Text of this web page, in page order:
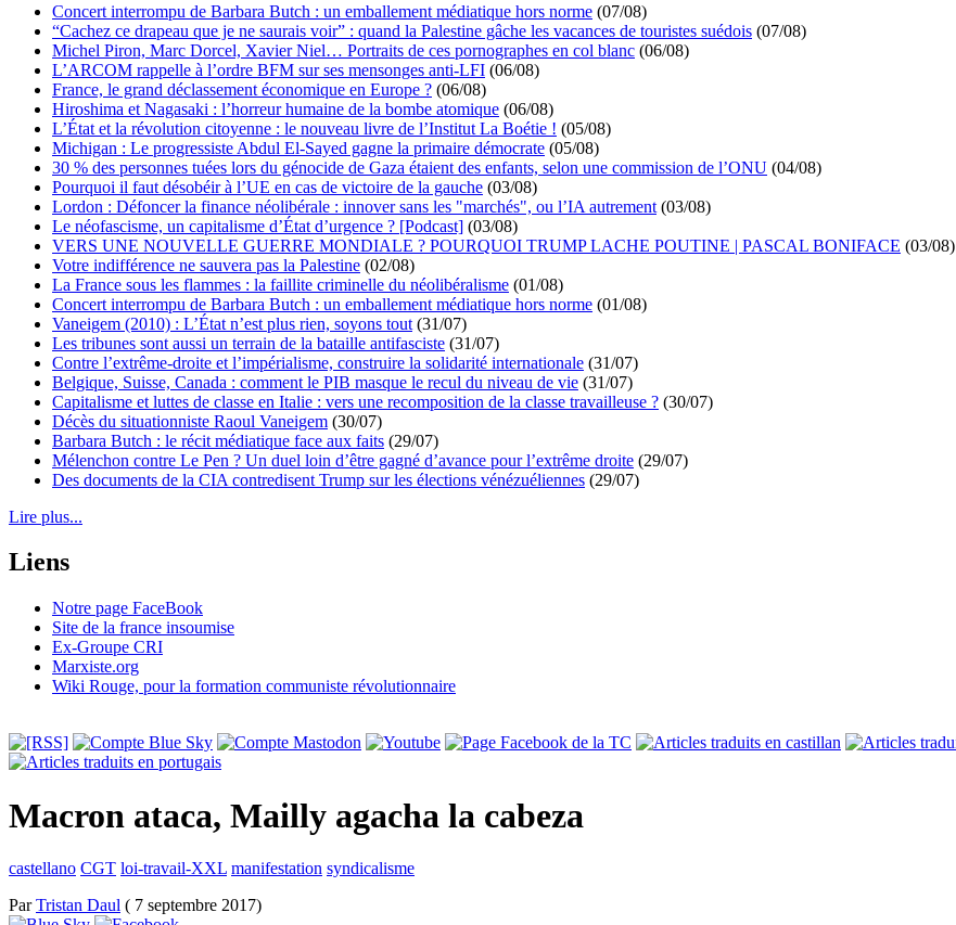
Concert interrompu de Barbara Butch : un emballement médiatique hors norme (07/08)
“Cachez ce drapeau que je ne saurais voir” : quand la Palestine gâche les vacances de touristes suédois (07/08)
Michel Piron, Marc Dorcel, Xavier Niel… Portraits de ces pornographes en col blanc (06/08)
L’ARCOM rappelle à l’ordre BFM sur ses mensonges anti-LFI (06/08)
France, le grand déclassement économique en Europe ? (06/08)
Hiroshima et Nagasaki : l’horreur humaine de la bombe atomique (06/08)
L’État et la révolution citoyenne : le nouveau livre de l’Institut La Boétie ! (05/08)
Michigan : Le progressiste Abdul El-Sayed gagne la primaire démocrate (05/08)
30 % des personnes tuées lors du génocide de Gaza étaient des enfants, selon une commission de l’ONU (04/08)
Pourquoi il faut désobéir à l’UE en cas de victoire de la gauche (03/08)
Lordon : Défoncer la finance néolibérale : innover sans les "marchés", ou l’IA autrement (03/08)
Le néofascisme, un capitalisme d’État d’urgence ? [Podcast] (03/08)
VERS UNE NOUVELLE GUERRE MONDIALE ? POURQUOI TRUMP LACHE POUTINE | PASCAL BONIFACE (03/08)
Votre indifférence ne sauvera pas la Palestine (02/08)
La France sous les flammes : la faillite criminelle du néolibéralisme (01/08)
Concert interrompu de Barbara Butch : un emballement médiatique hors norme (01/08)
Vaneigem (2010) : L’État n’est plus rien, soyons tout (31/07)
Les tribunes sont aussi un terrain de la bataille antifasciste (31/07)
Contre l’extrême-droite et l’impérialisme, construire la solidarité internationale (31/07)
Belgique, Suisse, Canada : comment le PIB masque le recul du niveau de vie (31/07)
Capitalisme et luttes de classe en Italie : vers une recomposition de la classe travailleuse ? (30/07)
Décès du situationniste Raoul Vaneigem (30/07)
Barbara Butch : le récit médiatique face aux faits (29/07)
Mélenchon contre Le Pen ? Un duel loin d’être gagné d’avance pour l’extrême droite (29/07)
Des documents de la CIA contredisent Trump sur les élections vénézuéliennes (29/07)
Lire plus...
Liens
Notre page FaceBook
Site de la france insoumise
Ex-Groupe CRI
Marxiste.org
Wiki Rouge, pour la formation communiste révolutionnaire
Macron ataca, Mailly agacha la cabeza
castellano CGT loi-travail-XXL manifestation syndicalisme
ParTristan Daul ( 7 septembre 2017)